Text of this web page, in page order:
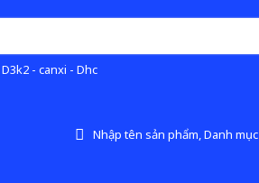
- canxi - Dhc
Nhập tên sản phẩm, Danh mục